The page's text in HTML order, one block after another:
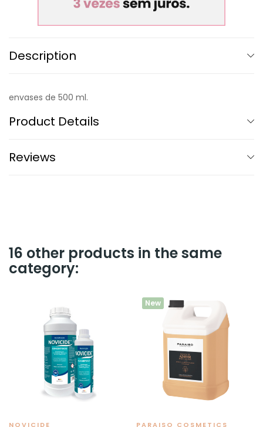
Description
envases de 500 ml.
Product Details
Reviews
16 other products in the same
category:
NOVICIDE
New
PARAISO COSMETICS